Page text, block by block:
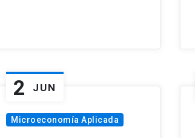
2 JUN
Microeconomía Aplicada